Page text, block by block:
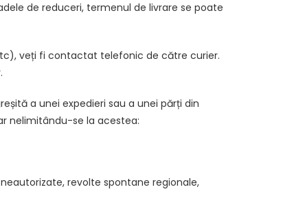
de reduceri, termenul de livrare se poate
veți fi contactat telefonic de către curier.
a unei expedieri sau a unei părți din
nelimitându-se la acestea:
revolte spontane regionale,